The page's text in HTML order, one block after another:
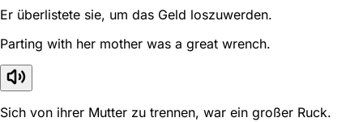
Er überlistete sie, um das Geld loszuwerden.
Parting with her mother was a great wrench.
Sich von ihrer Mutter zu trennen, war ein großer Ruck.